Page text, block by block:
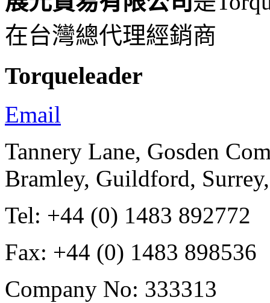
在台灣總代理經銷商
Torqueleader
Email
Tannery Lane, Gosden
Bramley, Guildford,
Tel: +44 (0) 1483 892772
Fax: +44 (0) 1483 898536
Company No: 333313